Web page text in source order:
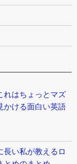
れはちょっとマズ
かける面白い英語
長い私が教えるロ